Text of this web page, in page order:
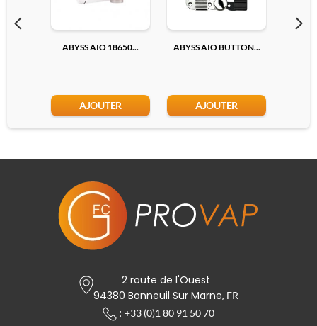
ABYSS AIO 18650...
AJOUTER
ABYSS AIO BUTTON...
AJOUTER
2 route de l'Ouest
94380 Bonneuil Sur Marne,FR
: +33 (0)1 80 91 50 70